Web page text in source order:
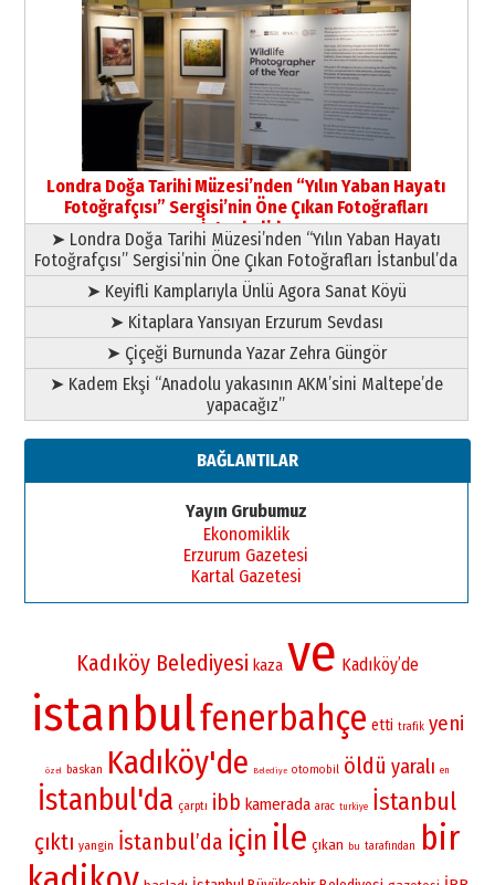
Yıldırım Gündoğdu
HAVVA’NIN ÜÇ KIZI
09 Temmuz 2026 Perşembe
Yusuf POLAT
Şampiyonluk Sebahattin Şirin’e
yazar
11 Mayıs 2026 Pazartesi
Londra Doğa Tarihi Müzesi’nden “Yılın Yaban Hayatı
Fotoğrafçısı” Sergisi’nin Öne Çıkan Fotoğrafları
İstanbul’da
➤ Londra Doğa Tarihi Müzesi’nden “Yılın Yaban Hayatı
Fotoğrafçısı” Sergisi’nin Öne Çıkan Fotoğrafları İstanbul’da
➤ Keyifli Kamplarıyla Ünlü Agora Sanat Köyü
➤ Kitaplara Yansıyan Erzurum Sevdası
➤ Çiçeği Burnunda Yazar Zehra Güngör
➤ Kadem Ekşi “Anadolu yakasının AKM’sini Maltepe’de
yapacağız”
BAĞLANTILAR
Yayın Grubumuz
Ekonomiklik
Erzurum Gazetesi
Kartal Gazetesi
Kadıköy Belediyesi kaza ve Kadıköy’de
istanbulfenerbahçe etti trafik yeni
özel baskan Kadıköy'de Belediye otomobil öldü yaralı en
İstanbul'da çarptı ibb kamerada arac turkiye İstanbul
çıktı yangin İstanbul’da için ile çıkan bu tarafından
bir